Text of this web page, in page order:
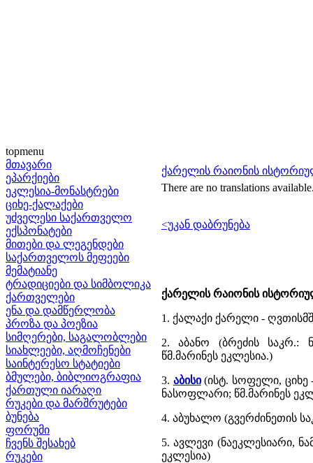
topmenu
მთავარი
ეპარქიები
ეკლესია-მონასტრები
ციხე-ქალაქები
უძველესი საქართველო
ექსპონატები
მითები და ლეგენდები
საქართველოს მეფეები
მემატიანე
ტრადიციები და სიმბოლიკა
ქართველები
ენა და დამწერლობა
პროზა და პოეზია
სიმღერები, საგალობლები
სიახლეები, აღმოჩენები
საინტერესო სტატიები
ბმულები, ბიბლიოგრაფია
ქართული იარაღი
რუკები და მარშრუტები
ბუნება
ფორუმი
ჩვენს შესახებ
რუკები
ქარელის რაიონის
There are no translations
<უკან დაბრუნება
ქარელის რაიონის
1. ქალაქი ქარელი -
2. აბანო (ბრეძის საკრ.:
წმ.მარინეს ეკლესია.)
3. აბისი(ისტ. სოფელი, ციხე
ნასოფლარი; წმ.მარინეს
4. აბუხალო (გვერძინეთის
5. ავლევი (ნაეკლესიარი,
ეკლესია)